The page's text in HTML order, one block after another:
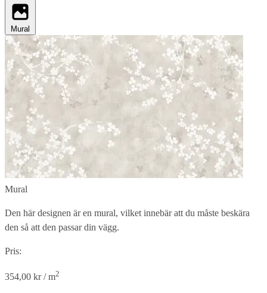
Mural
Mural
Den här designen är en mural, vilket innebär att du måste beskära
den så att den passar din vägg.
Pris:
354,00 kr / m2